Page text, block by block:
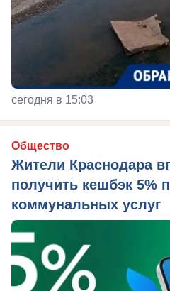
сегодня в 15:03
Общество
Жители Краснодара
получить кешбэк 5%
коммунальных услуг